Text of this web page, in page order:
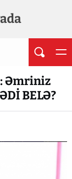
Əmriniz
BELƏ?